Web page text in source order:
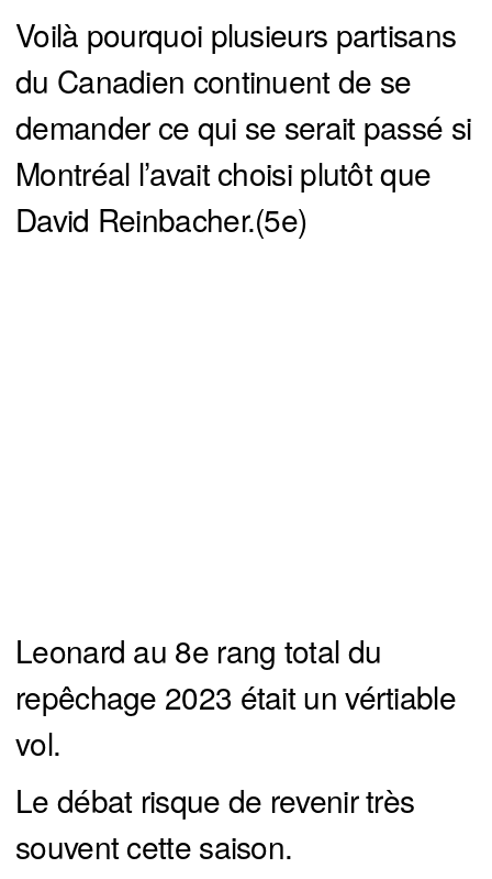
Voilà pourquoi plusieurs partisans
du Canadien continuent de se
demander ce qui se serait passé si
Montréal l’avait choisi plutôt que
David Reinbacher.(5e)
Leonard au 8e rang total du
repêchage 2023 était un vértiable
vol.
Le débat risque de revenir très
souvent cette saison.